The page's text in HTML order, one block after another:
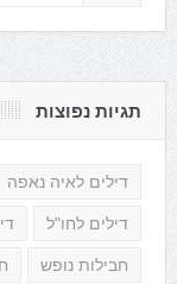
תגיות נפוצות
דילים לאיה נאפה
דילים לחו"ל
חבילות נופש